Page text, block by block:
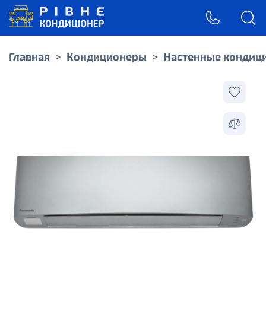
Главная > Кондиционеры > Настенные